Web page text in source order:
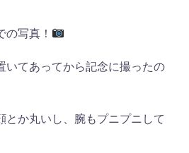
の写真！
いてあってから記念に撮ったの
とか丸いし、腕もプニプニして